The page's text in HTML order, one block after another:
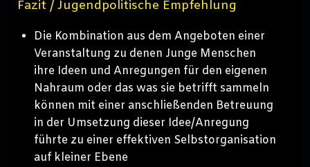
Fazit / Jugendpolitische Empfehlung
Die Kombination aus dem Angeboten einer
Veranstaltung zu denen Junge Menschen
ihre Ideen und Anregungen für den eigenen
Nahraum oder das was sie betrifft sammeln
können mit einer anschließenden Betreuung
in der Umsetzung dieser Idee/Anregung
führte zu einer effektiven Selbstorganisation
auf kleiner Ebene